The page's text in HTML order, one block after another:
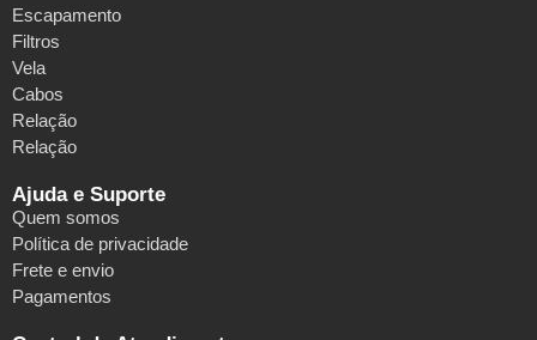
Escapamento
Filtros
Vela
Cabos
Relação
Relação
Ajuda e Suporte
Quem somos
Política de privacidade
Frete e envio
Pagamentos